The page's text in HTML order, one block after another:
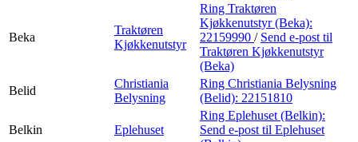
Beka
Traktøren
Kjøkkenutstyr
Ring Traktøren
Kjøkkenutstyr (Beka):
22159990 / Send e-post til
Traktøren Kjøkkenutstyr
(Beka)
Belid
Christiania
Belysning
Ring Christiania Belysning
(Belid): 22151810
Belkin Eplehuset
Ring Eplehuset (Belkin):
Send e-post til Eplehuset